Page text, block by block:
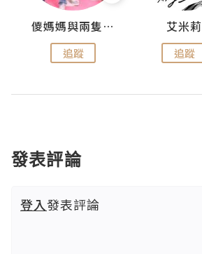
儍媽媽與兩隻小魔怪之家
追蹤
艾米莉
追蹤
發表評論
登入發表評論